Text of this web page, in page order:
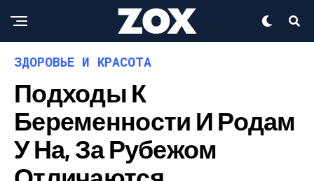
ЗДОРОВЬЕ И КРАСОТА
Подходы К
Беременности И Родам
У На, За Рубежом